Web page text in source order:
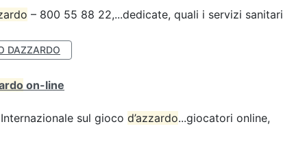
– 800 55 88 22,...dedicate, quali i servizi sanitari
DAZZARDO
on-line
sul gioco d’azzardo...giocatori online,